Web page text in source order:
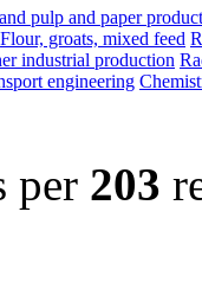
pulp and paper
Flour, groats, mixed feed
industrial production
engineering
per 203